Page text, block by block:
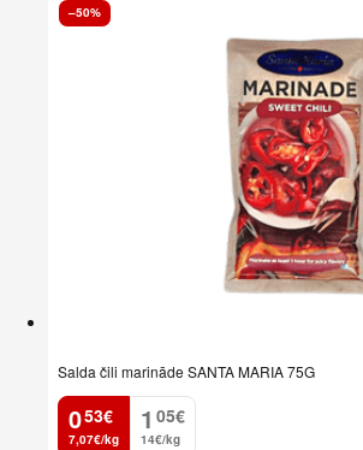
–50%
Salda čili marināde SANTA MARIA 75G
0
. 53€
7,07€/kg
1
. 05€
14€/kg